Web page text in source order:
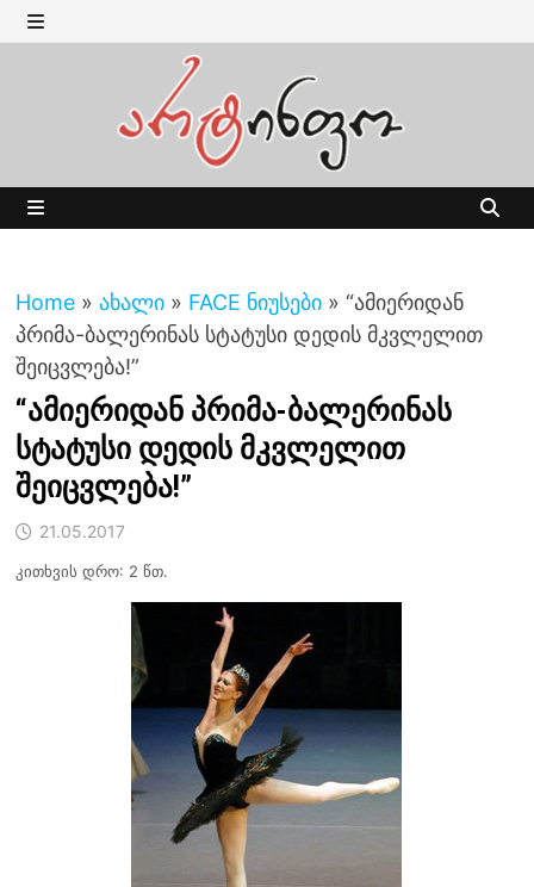
Skip
to MENU
Home » ახალი » FACE ნიუსები » “ამიერიდან
პრიმა-ბალერინას სტატუსი დედის მკვლელით
შეიცვლება!”
“ამიერიდან პრიმა-ბალერინას
სტატუსი დედის მკვლელით
შეიცვლება!”
21.05.2017
კითხვის დრო: 2 წთ.